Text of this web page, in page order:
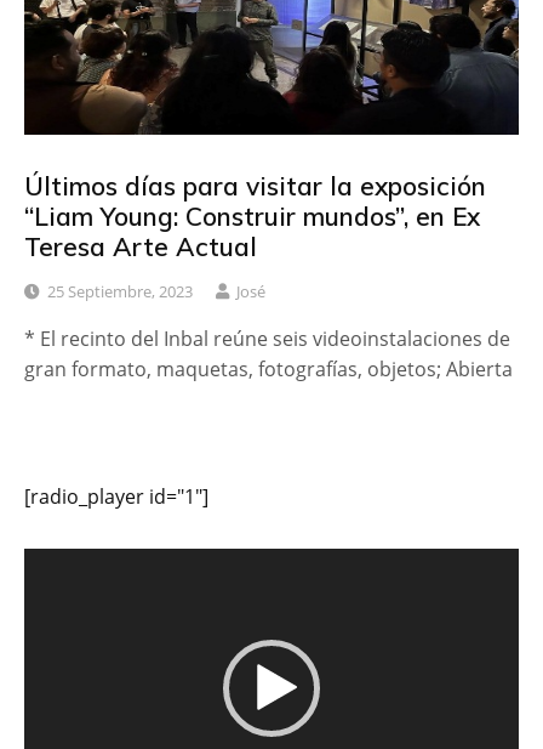
Últimos días para visitar la exposición
“Liam Young: Construir mundos”, en Ex
Teresa Arte Actual
25 Septiembre, 2023 José
* El recinto del Inbal reúne seis videoinstalaciones de
gran formato, maquetas, fotografías, objetos; Abierta
[radio_player id="1"]